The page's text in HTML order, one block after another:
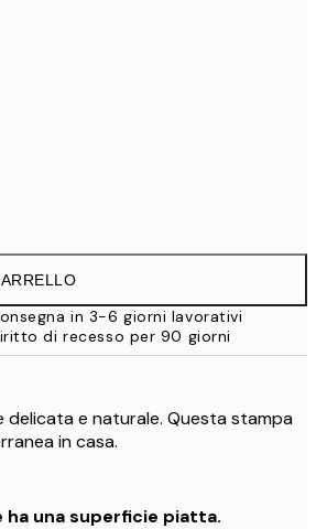
in 3-6 giorni lavorativi
di recesso per 90 giorni
delicata e naturale. Questa stampa
in casa.
una superficie piatta.